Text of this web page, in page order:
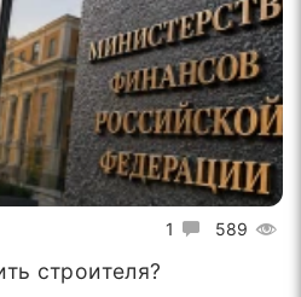
1 589
строителя?